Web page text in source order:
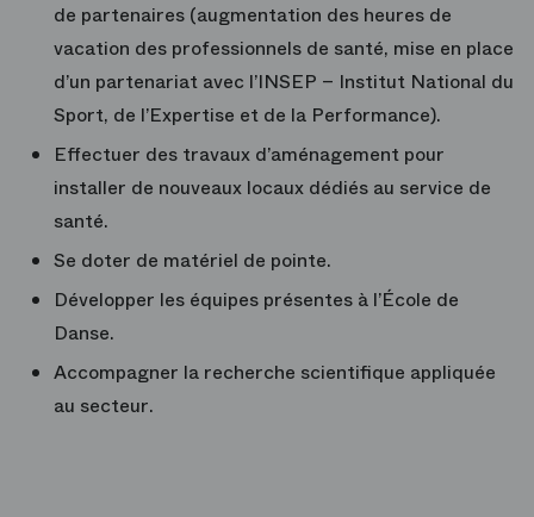
de partenaires (augmentation des heures de
vacation des professionnels de santé, mise en place
d’un partenariat avec l’INSEP – Institut National du
Sport, de l’Expertise et de la Performance).
Effectuer des travaux d’aménagement pour
installer de nouveaux locaux dédiés au service de
santé.
Se doter de matériel de pointe.
Développer les équipes présentes à l’École de
Danse.
Accompagner la recherche scientifique appliquée
au secteur.